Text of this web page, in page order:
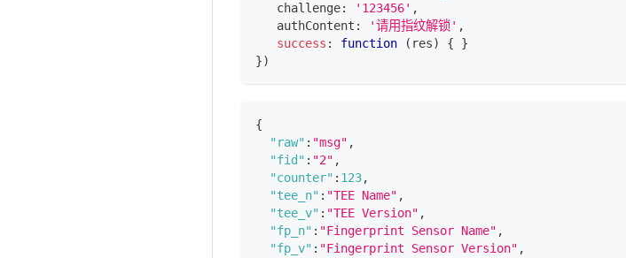
   challenge
: '123456' ,
   authContent
: '请用指纹解锁' ,
success : function ( res) {
}
})
{
"raw" : "msg" ,
"fid" : "2" ,
"counter" : 123,
"tee_n" : "TEE Name" ,
"tee_v" : "TEE Version" ,
"fp_n" : "Fingerprint Sensor Name" ,
"fp_v" : "Fingerprint Sensor Version" ,